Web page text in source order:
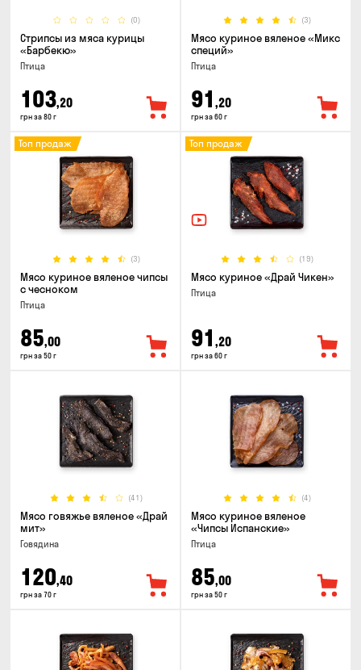
(0)
Стрипсы из мяса курицы
«Барбекю»
Птица
103,20
грн за 80 г
(3)
Мясо куриное вяленое «Микс
специй»
Птица
91 ,20
грн за 60 г
(3)
Топ продаж
Мясо куриное вяленое чипсы
с чесноком
Птица
85,00
грн за 50 г
(19)
Топ продаж
Мясо куриное «Драй Чикен»
Птица
91 ,20
грн за 60 г
(41)
Мясо говяжье вяленое «Драй
мит»
Говядина
120,40
грн за 70 г
(4)
Мясо куриное вяленое
«Чипсы Испанские»
Птица
85,00
грн за 50 г